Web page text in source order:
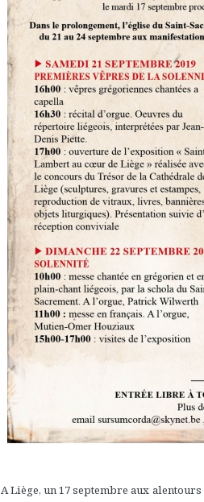
A Liège, un 17 septembre aux